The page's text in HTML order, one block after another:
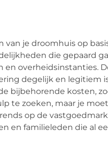
je droomhuis op
die gepaard
overheidsinstanties.
degelijk en legitiem
bijbehorende kosten,
te zoeken, maar je
op de
en familieleden die al